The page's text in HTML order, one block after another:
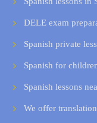
DELE exam
Spanish private
Spanish for
Spanish lessons
We offer